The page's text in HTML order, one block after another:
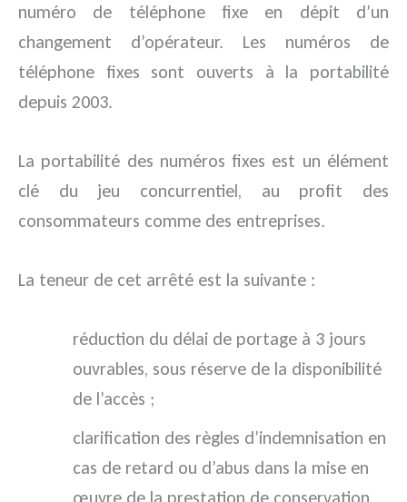
numéro de téléphone fixe en dépit d’un
changement d’opérateur. Les numéros de
téléphone fixes sont ouverts à la portabilité
depuis 2003.
La portabilité des numéros fixes est un élément
clé du jeu concurrentiel, au profit des
consommateurs comme des entreprises.
La teneur de cet arrêté est la suivante :
réduction du délai de portage à 3 jours
ouvrables, sous réserve de la disponibilité
de l’accès ;
clarification des règles d’indemnisation en
cas de retard ou d’abus dans la mise en
œuvre de la prestation de conservation